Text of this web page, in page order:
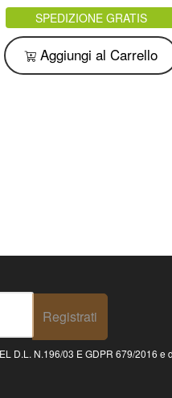
SPEDIZIONE GRATIS
Aggiungi al Carrello
Registrati
D.L. N.196/03 E GDPR 679/2016